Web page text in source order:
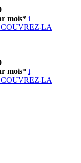
mois* i
LA
mois* i
LA